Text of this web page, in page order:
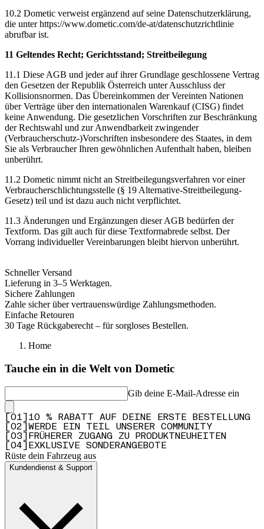
10.2 Dometic verweist ergänzend auf seine Datenschutzerklärung,
die unter https://www.dometic.com/de-at/datenschutzrichtlinie
abrufbar ist.
11 Geltendes Recht; Gerichtsstand; Streitbeilegung
11.1 Diese AGB und jeder auf ihrer Grundlage geschlossene Vertrag
den Gesetzen der Republik Österreich unter Ausschluss der
Kollisionsnormen. Das Übereinkommen der Vereinten Nationen
über Verträge über den internationalen Warenkauf (CISG) findet
keine Anwendung. Die gesetzlichen Vorschriften zur Beschränkung
der Rechtswahl und zur Anwendbarkeit zwingender
(Verbraucherschutz-)Vorschriften insbesondere des Staates, in dem
Sie als Verbraucher Ihren gewöhnlichen Aufenthalt haben, bleiben
unberührt.
11.2 Dometic nimmt nicht an Streitbeilegungsverfahren vor einer
Verbraucherschlichtungsstelle (§ 19 Alternative-Streitbeilegung-
Gesetz) teil und ist dazu auch nicht verpflichtet.
11.3 Änderungen und Ergänzungen dieser AGB bedürfen der
Textform. Das gilt auch für diese Textformabrede selbst. Der
Vorrang individueller Vereinbarungen bleibt hiervon unberührt.
Schneller Versand
Lieferung in 3–5 Werktagen.
Sichere Zahlungen
Zahle sicher über vertrauenswürdige Zahlungsmethoden.
Einfache Retouren
30 Tage Rückgaberecht – für sorgloses Bestellen.
Home
Tauche ein in die Welt von Dometic
Gib deine E-Mail-Adresse ein
[01] 10 % RABATT AUF DEINE ERSTE BESTELLUNG
[02] WERDE EIN TEIL UNSERER COMMUNITY
[03] FRÜHERER ZUGANG ZU PRODUKTNEUHEITEN
[04] EXKLUSIVE SONDERANGEBOTE
Rüste dein Fahrzeug aus
Kundendienst & Support